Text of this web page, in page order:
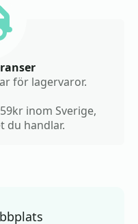
för lagervaror.
inom Sverige,
du handlar.